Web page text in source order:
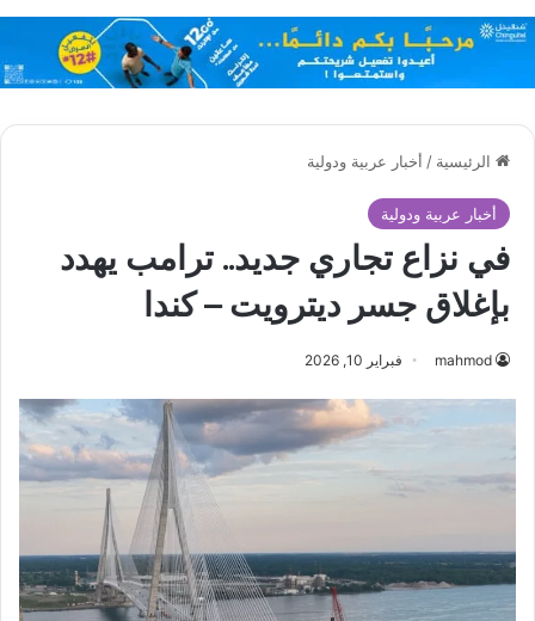
الرئيسية / أخبار عربية ودولية
أخبار عربية ودولية
في نزاع تجاري جديد.. ترامب يهدد
بإغلاق جسر ديترويت – كندا
mahmod فبراير 10, 2026